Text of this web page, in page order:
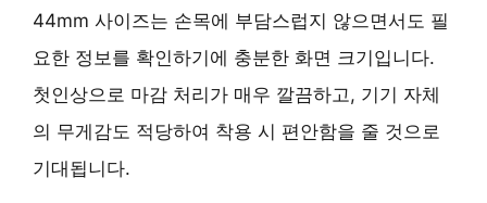
44mm 사이즈는 손목에 부담스럽지 않으면서도 필
요한 정보를 확인하기에 충분한 화면 크기입니다.
첫인상으로 마감 처리가 매우 깔끔하고, 기기 자체
의 무게감도 적당하여 착용 시 편안함을 줄 것으로
기대됩니다.